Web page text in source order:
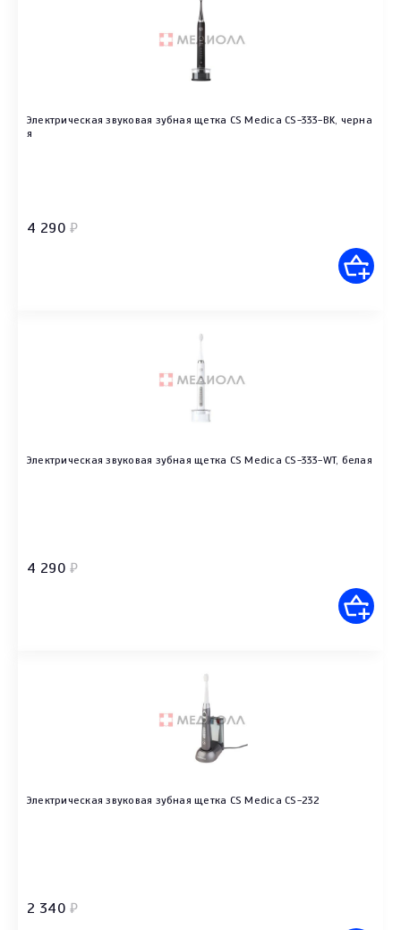
Электрическая звуковая зубная щетка CS Medica CS-333-BK, черна
я
4 290 ₽
Электрическая звуковая зубная щетка CS Medica CS-333-WT, белая
4 290 ₽
Электрическая звуковая зубная щетка CS Medica CS-232
2 340 ₽